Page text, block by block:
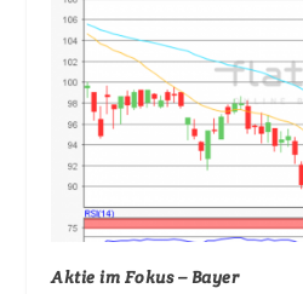
Aktie im Fokus – Bayer